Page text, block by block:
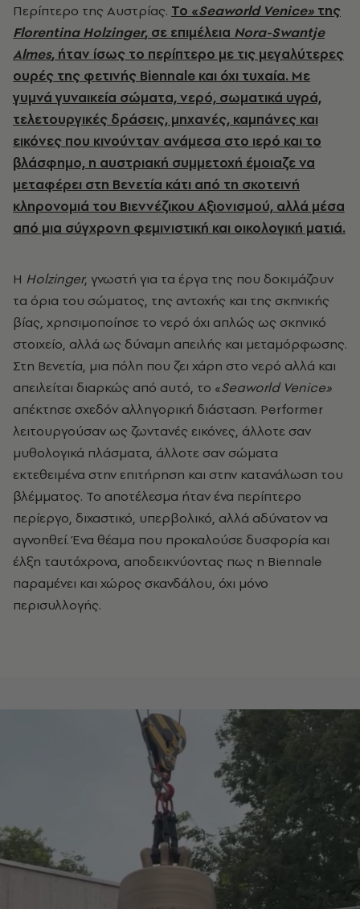
Περίπτερο της Αυστρίας. Το «Seaworld Venice» της
Florentina Holzinger, σε επιμέλεια Nora-Swantje
Almes, ήταν ίσως το περίπτερο με τις μεγαλύτερες
ουρές της φετινής Biennale και όχι τυχαία. Με
γυμνά γυναικεία σώματα, νερό, σωματικά υγρά,
τελετουργικές δράσεις, μηχανές, καμπάνες και
εικόνες που κινούνταν ανάμεσα στο ιερό και το
βλάσφημο, η αυστριακή συμμετοχή έμοιαζε να
μεταφέρει στη Βενετία κάτι από τη σκοτεινή
κληρονομιά του Βιεννέζικου Αξιονισμού, αλλά μέσα
από μια σύγχρονη φεμινιστική και οικολογική ματιά.
Η Holzinger, γνωστή για τα έργα της που δοκιμάζουν
τα όρια του σώματος, της αντοχής και της σκηνικής
βίας, χρησιμοποίησε το νερό όχι απλώς ως σκηνικό
στοιχείο, αλλά ως δύναμη απειλής και μεταμόρφωσης.
Στη Βενετία, μια πόλη που ζει χάρη στο νερό αλλά και
απειλείται διαρκώς από αυτό, το «Seaworld Venice»
απέκτησε σχεδόν αλληγορική διάσταση. Performer
λειτουργούσαν ως ζωντανές εικόνες, άλλοτε σαν
μυθολογικά πλάσματα, άλλοτε σαν σώματα
εκτεθειμένα στην επιτήρηση και στην κατανάλωση του
βλέμματος. Το αποτέλεσμα ήταν ένα περίπτερο
περίεργο, διχαστικό, υπερβολικό, αλλά αδύνατον να
αγνοηθεί. Ένα θέαμα που προκαλούσε δυσφορία και
έλξη ταυτόχρονα, αποδεικνύοντας πως η Biennale
παραμένει και χώρος σκανδάλου, όχι μόνο
περισυλλογής.